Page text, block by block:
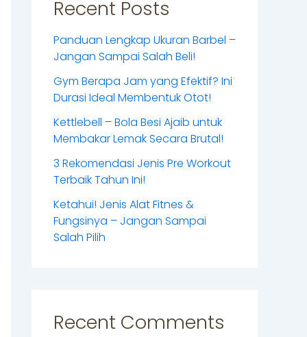
Recent Posts
Panduan Lengkap Ukuran Barbel –
Jangan Sampai Salah Beli!
Gym Berapa Jam yang Efektif? Ini
Durasi Ideal Membentuk Otot!
Kettlebell – Bola Besi Ajaib untuk
Membakar Lemak Secara Brutal!
3 Rekomendasi Jenis Pre Workout
Terbaik Tahun Ini!
Ketahui! Jenis Alat Fitnes &
Fungsinya – Jangan Sampai
Salah Pilih
Recent Comments